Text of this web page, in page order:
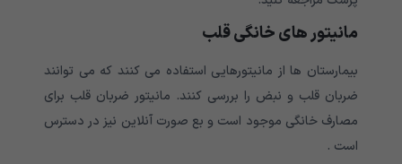
مانیتور های خانگی قلب
بیمارستان ها از مانیتورهایی استفاده می کنند که می توانند
ضربان قلب و نبض را بررسی کنند. مانیتور ضربان قلب برای
مصارف خانگی موجود است و بع صورت آنلاین نیز در دسترس
است .